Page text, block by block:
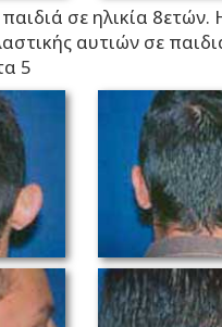
σε ηλικία 8ετών.
αυτιών σε
5